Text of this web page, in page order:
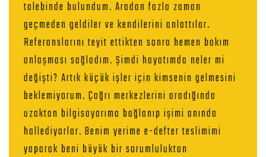
talebinde bulundum. Aradan fazla zaman
geçmeden geldiler ve kendilerini anlattılar.
Referanslarını teyit ettikten sonra hemen bakım
anlaşması sağladım. Şimdi hayatımda neler mi
değişti? Artık küçük işler için kimsenin gelmesini
beklemiyorum. Çağrı merkezlerini aradığında
uzaktan bilgisayarıma bağlanıp işimi anında
hallediyorlar. Benim yerime e-defter teslimimi
yaparak beni büyük bir sorumluluktan